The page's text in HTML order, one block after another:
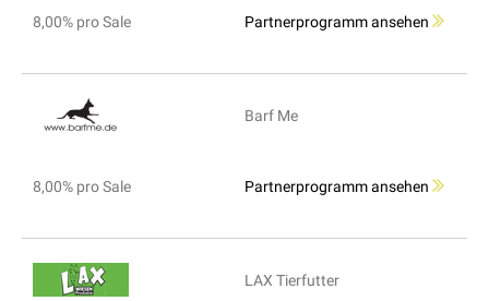
8,00% pro Sale Partnerprogramm ansehen
Barf Me
8,00% pro Sale Partnerprogramm ansehen
LAX Tierfutter